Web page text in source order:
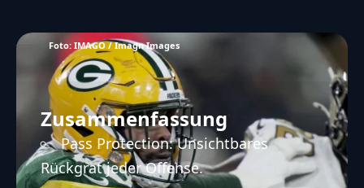
Foto: IMAGO / Imagn Images
Zusammenfassung
Pass Protection: Unsichtbares
Rückgrat jeder Offense.